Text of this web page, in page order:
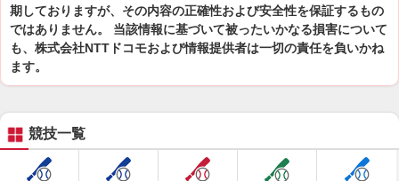
期しておりますが、その内容の正確性および安全性を保証するもの
ではありません。 当該情報に基づいて被ったいかなる損害について
も、株式会社NTTドコモおよび情報提供者は一切の責任を負いかね
ます。
競技一覧